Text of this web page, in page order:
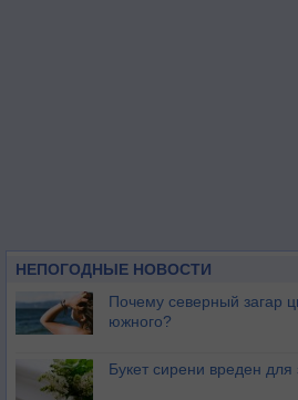
НЕПОГОДНЫЕ НОВОСТИ
Почему северный загар
южного?
Букет сирени вреден для